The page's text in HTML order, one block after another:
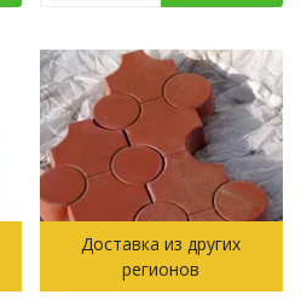
Доставка из других
регионов